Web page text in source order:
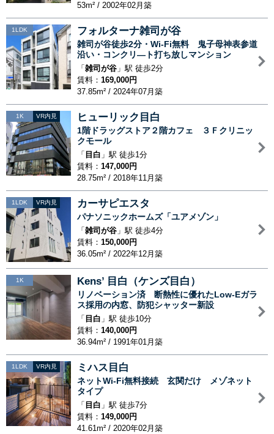
53m² / 2002年02月築
1LDK フォルターナ雑司が谷
雑司が谷徒歩2分・Wi-Fi無料 鬼子母神表参道
沿い・コンクリ―ト打ち放しマンション
「 雑司が谷 」駅 徒歩2分
賃料： 169,000円
37.85m² / 2024年07月築
1K VR内見 ヒューリック目白
1階ドラッグストア２階カフェ ３Ｆクリニッ
クモール
「 目白 」駅 徒歩1分
賃料： 147,000円
28.75m² / 2018年11月築
1LDK VR内見 カーサピエスタ
パナソニックホームズ「ユアメゾン」
「 雑司が谷 」駅 徒歩4分
賃料： 150,000円
36.05m² / 2022年12月築
1K Kens’ 目白（ケンズ目白）
リノベーション済 断熱性に優れたLow-Eガラ
ス採用の内窓、防犯シャッター新設
「 目白 」駅 徒歩10分
賃料： 140,000円
36.94m² / 1991年01月築
1LDK VR内見 ミハス目白
ネットWi-Fi無料接続 玄関だけ メゾネット
タイプ
「 目白 」駅 徒歩7分
賃料： 149,000円
41.61m² / 2020年02月築